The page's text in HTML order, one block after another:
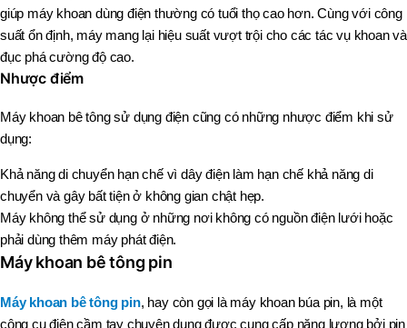
giúp máy khoan dùng điện thường có tuổi thọ cao hơn. Cùng với công
suất ổn định, máy mang lại hiệu suất vượt trội cho các tác vụ khoan và
đục phá cường độ cao.
Nhược điểm
Máy khoan bê tông sử dụng điện cũng có những nhược điểm khi sử
dụng:
Khả năng di chuyển hạn chế vì dây điện làm hạn chế khả năng di
chuyển và gây bất tiện ở không gian chật hẹp.
Máy không thể sử dụng ở những nơi không có nguồn điện lưới hoặc
phải dùng thêm máy phát điện.
Máy khoan bê tông pin
Máy khoan bê tông pin, hay còn gọi là máy khoan búa pin, là một
công cụ điện cầm tay chuyên dụng được cung cấp năng lượng bởi pin